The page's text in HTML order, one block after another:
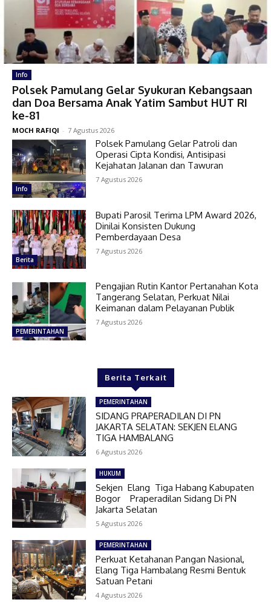
Info
Polsek Pamulang Gelar Syukuran Kebangsaan
dan Doa Bersama Anak Yatim Sambut HUT RI
ke-81
MOCH RAFIQI - 7 Agustus 2026
Info
Polsek Pamulang Gelar Patroli dan
Operasi Cipta Kondisi, Antisipasi
Kejahatan Jalanan dan Tawuran
7 Agustus 2026
Berita
Bupati Parosil Terima LPM Award 2026,
Dinilai Konsisten Dukung
Pemberdayaan Desa
7 Agustus 2026
PEMERINTAHAN
Pengajian Rutin Kantor Pertanahan Kota
Tangerang Selatan, Perkuat Nilai
Keimanan dalam Pelayanan Publik
7 Agustus 2026
Berita Terkait
PEMERINTAHAN
SIDANG PRAPERADILAN DI PN
JAKARTA SELATAN: SEKJEN ELANG
TIGA HAMBALANG
6 Agustus 2026
HUKUM
Sekjen Elang Tiga Habang Kabupaten
Bogor Praperadilan Sidang Di PN
Jakarta Selatan
5 Agustus 2026
PEMERINTAHAN
Perkuat Ketahanan Pangan Nasional,
Elang Tiga Hambalang Resmi Bentuk
Satuan Petani
4 Agustus 2026